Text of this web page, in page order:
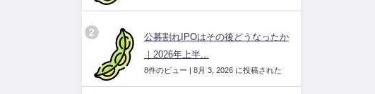
公募割れIPOはその後どうなったか
｜2026年上半...
8件のビュー | 8月 3, 2026 に投稿された